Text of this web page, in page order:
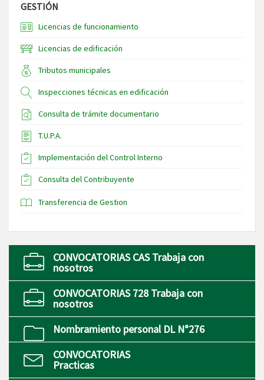
GESTIÓN
Licencias de funcionamiento
Licencias de edificación
Tributos municipales
Inspecciones técnicas en edificación
Consulta de trámite documentario
T.U.P.A.
Implementación del Control Interno
Consulta del Contribuyente
Transferencia de Gestion
CONVOCATORIAS CAS Trabaja con
nosotros
CONVOCATORIAS 728 Trabaja con
nosotros
Nombramiento personal DL N°276
CONVOCATORIAS
Practicas